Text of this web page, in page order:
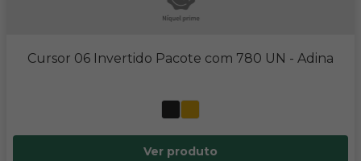
Cursor 06 Invertido Pacote com 780 UN - Adina
Ver produto